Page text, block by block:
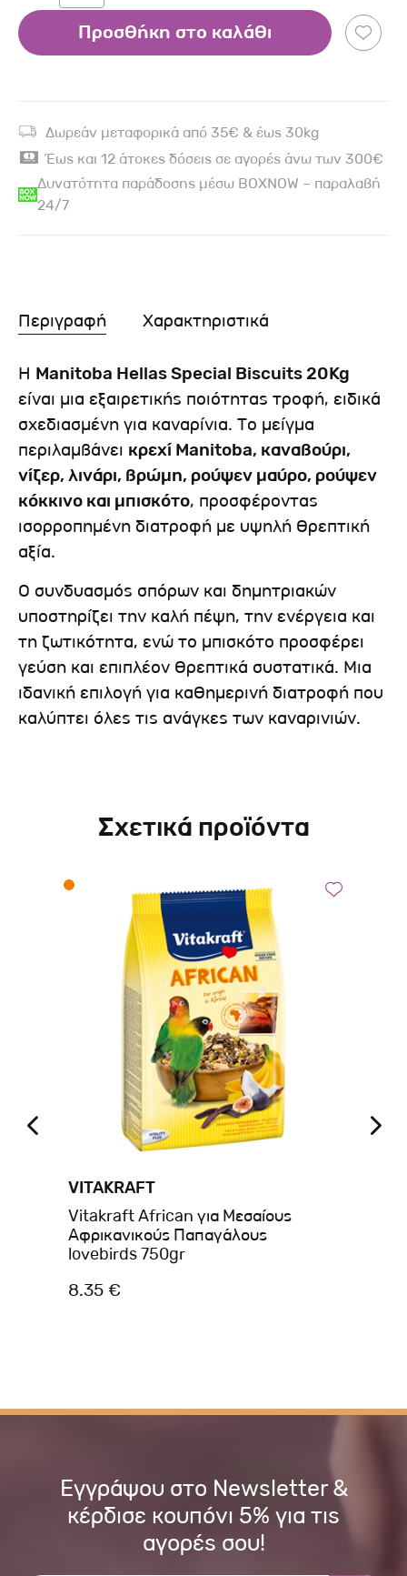
Προσθήκη στο καλάθι
Δωρεάν μεταφορικά από 35€ & έως 30kg
Έως και 12 άτοκες δόσεις σε αγορές άνω των 300€
Δυνατότητα παράδοσης μέσω BOXNOW – παραλαβή
24/7
Περιγραφή Χαρακτηριστικά
Η Manitoba Hellas Special Biscuits 20Kg
είναι μια εξαιρετικής ποιότητας τροφή, ειδικά
σχεδιασμένη για καναρίνια. Το μείγμα
περιλαμβάνει κρεχί Manitoba, καναβούρι,
νίζερ, λινάρι, βρώμη, ρούψεν μαύρο, ρούψεν
κόκκινο και μπισκότο, προσφέροντας
ισορροπημένη διατροφή με υψηλή θρεπτική
αξία.
Ο συνδυασμός σπόρων και δημητριακών
υποστηρίζει την καλή πέψη, την ενέργεια και
τη ζωτικότητα, ενώ το μπισκότο προσφέρει
γεύση και επιπλέον θρεπτικά συστατικά. Μια
ιδανική επιλογή για καθημερινή διατροφή που
καλύπτει όλες τις ανάγκες των καναρινιών.
Σχετικά προϊόντα
VITAKRAFT
Vitakraft African για Μεσαίους
Αφρικανικούς Παπαγάλους
lovebirds 750gr
8.35 €
Εγγράψου στο Newsletter &
κέρδισε κουπόνι 5% για τις
αγορές σου!